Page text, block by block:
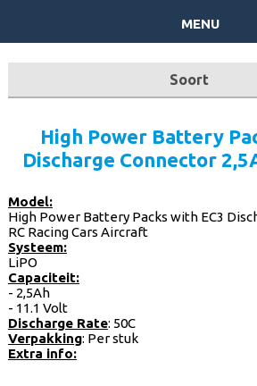
menu
Soort
Herlaadbare - niet
High Power Battery
Discharge Connector
Model:
High Power Battery Packs with EC3
RC Racing Cars Aircraft
Systeem:
LiPO
Capaciteit:
- 2,5Ah
- 11.1 Volt
Discharge Rate: 50C
Verpakking: Per stuk
Extra info: